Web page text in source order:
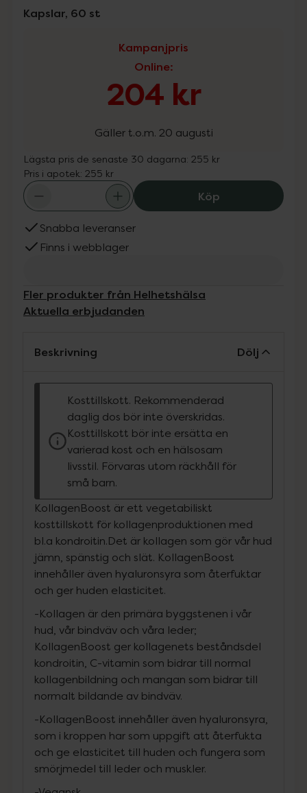
Kapslar, 60 st
Kampanjpris
Online:
204 kr
Gäller t.o.m. 20 augusti
Lägsta pris de senaste 30 dagarna: 255 kr
Pris i apotek: 255 kr
KöpHelhetshälsa
Snabba leveranser
Finns i webblager
Fler produkter från Helhetshälsa
Aktuella erbjudanden
Beskrivning Dölj
Kosttillskott. Rekommenderad
daglig dos bör inte överskridas.
Kosttillskott bör inte ersätta en
varierad kost och en hälsosam
livsstil. Förvaras utom räckhåll för
små barn.
KollagenBoost är ett vegetabiliskt
kosttillskott för kollagenproduktionen med
bl.a kondroitin.Det är kollagen som gör vår hud
jämn, spänstig och slät. KollagenBoost
innehåller även hyaluronsyra som återfuktar
och ger huden elasticitet.
-Kollagen är den primära byggstenen i vår
hud, vår bindväv och våra leder;
KollagenBoost ger kollagenets beståndsdel
kondroitin, C-vitamin som bidrar till normal
kollagenbildning och mangan som bidrar till
normalt bildande av bindväv.
-KollagenBoost innehåller även hyaluronsyra,
som i kroppen har som uppgift att återfukta
och ge elasticitet till huden och fungera som
smörjmedel till leder och muskler.